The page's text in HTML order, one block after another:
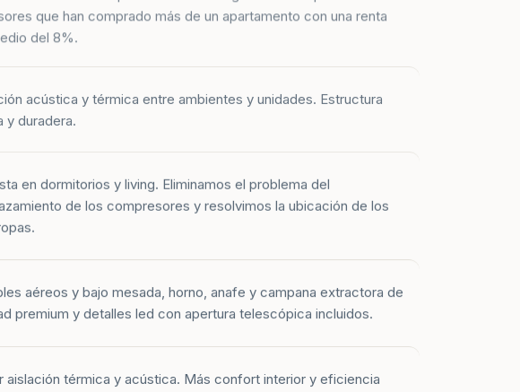
que han comprado más de un apartamento con una renta
del 8%.
acústica y térmica entre ambientes y unidades. Estructura
y duradera.
en dormitorios y living. Eliminamos el problema del
de los compresores y resolvimos la ubicación de los
aéreos y bajo mesada, horno, anafe y campana extractora de
premium y detalles led con apertura telescópica incluidos.
aislación térmica y acústica. Más confort interior y eficiencia